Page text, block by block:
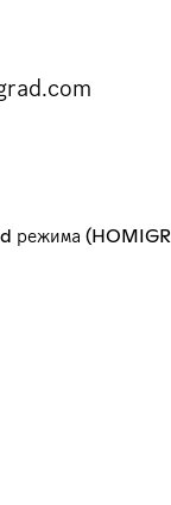
режима